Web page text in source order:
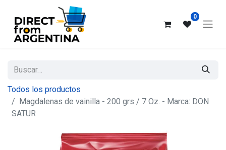
0
Todos los productos
Magdalenas de vainilla - 200 grs / 7 Oz. - Marca: DON
SATUR